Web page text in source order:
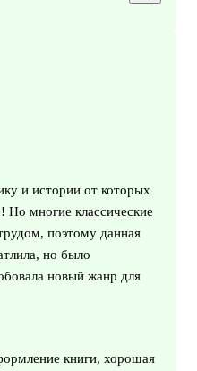
и истории от которых
многие классические
поэтому данная
но было
новый жанр для
книги, хорошая